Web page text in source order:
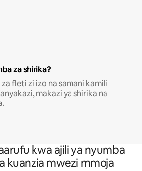
za shirika?
fleti zilizo na samani kamili
makazi ya shirika na
kwa ajili ya nyumba
kuanzia mwezi mmoja